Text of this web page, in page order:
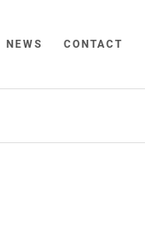
NEWS CONTACT